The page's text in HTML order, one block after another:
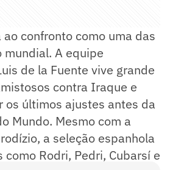
ao confronto como uma das
A equipe
de la Fuente vive grande
contra Iraque e
os últimos ajustes antes da
Mundo. Mesmo com a
a seleção espanhola
como Rodri, Pedri, Cubarsí e